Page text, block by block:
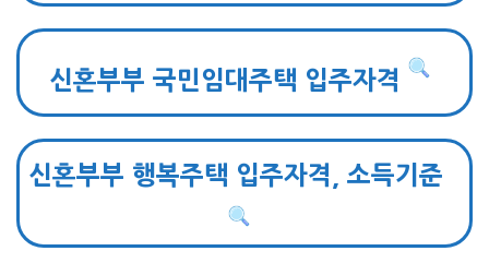
신혼부부 국민임대주택 입주자격
신혼부부 행복주택 입주자격, 소득기준